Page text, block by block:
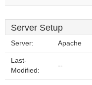
Server Setup
Server: Apache
Last-
Modified:
--